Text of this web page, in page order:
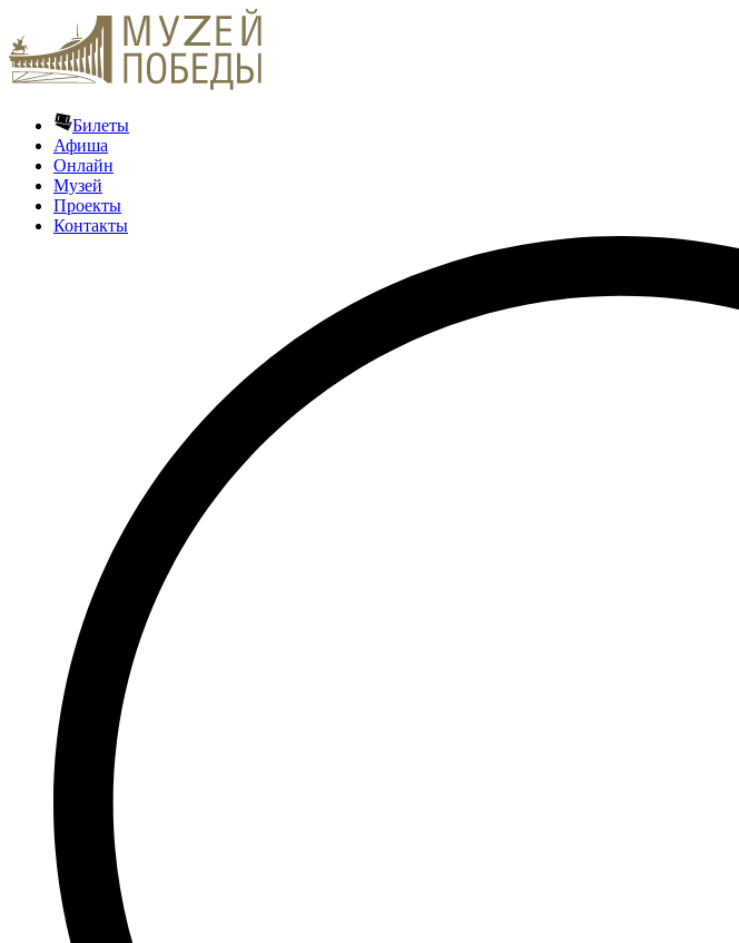
Билеты
Афиша
Онлайн
Музей
Проекты
Контакты